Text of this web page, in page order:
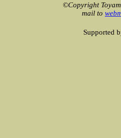
©Copyright
mail to
Supported